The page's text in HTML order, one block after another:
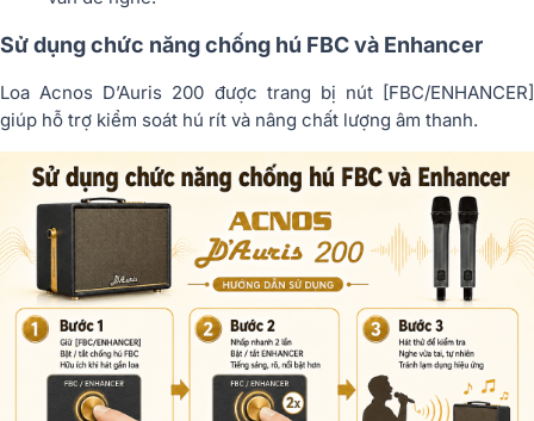
Sử dụng chức năng chống hú FBC và Enhancer
Loa Acnos D’Auris 200 được trang bị nút [FBC/ENHANCER]
giúp hỗ trợ kiểm soát hú rít và nâng chất lượng âm thanh.